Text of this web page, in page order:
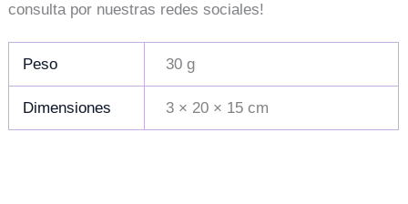
consulta por nuestras redes sociales!
Peso 30 g
Dimensiones 3 × 20 × 15 cm